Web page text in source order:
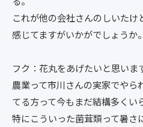
これが他の会社さんのしいた
感じてますがいかがでしょうか。
フク：花丸をあげたいと思いま
農業って市川さんの実家でや
てる方って今もまだ結構多くい
特にこういった菌茸類って暑さ